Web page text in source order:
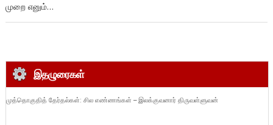
முறை எனும்…
இதழுரைகள்
முத்தொகுதித் தேர்தல்கள்: சில எண்ணங்கள் – இலக்குவனார் திருவள்ளுவன்